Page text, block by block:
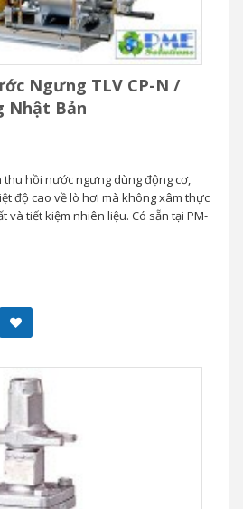
Ngưng TLV CP-N /
Nhật Bản
thu hồi nước ngưng dùng động cơ,
độ cao về lò hơi mà không xâm thực
và tiết kiệm nhiên liệu. Có sẵn tại PM-